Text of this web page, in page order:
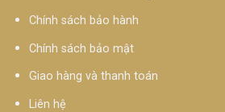
Chính sách bảo hành
Chính sách bảo mật
Giao hàng và thanh toán
Liên hệ